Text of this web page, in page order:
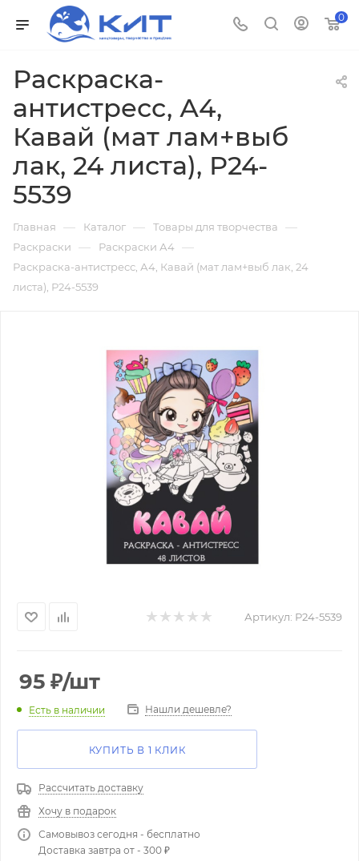
0
Раскраска-
антистресс, А4,
Кавай (мат лам+выб
лак, 24 листа), Р24-
5539
Главная — Каталог — Товары для творчества —
Раскраски — Раскраски А4 —
Раскраска-антистресс, А4, Кавай (мат лам+выб лак, 24
листа), Р24-5539
Артикул: Р24-5539
95 ₽/шт
Есть в наличии Нашли дешевле?
КУПИТЬ В 1 КЛИК
Рассчитать доставку
Хочу в подарок
Самовывоз сегодня - бесплатно
Доставка завтра от - 300 ₽